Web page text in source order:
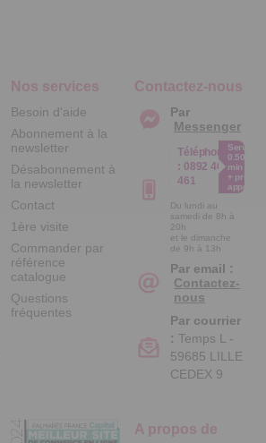
Nos services
Besoin d'aide
Abonnement à la
newsletter
Désabonnement à
la newsletter
Contact
1ère visite
Commander par
référence
catalogue
Questions
fréquentes
A propos de
Contactez-nous
Par
Messenger
Téléphone
: 0892 461
461
Service
0.50€ /
min
+ prix
appel
Du lundi au
samedi de 8h à
20h
et le dimanche
de 9h à 13h
Par email :
Contactez-
nous
Par courrier
: Temps L -
59685 LILLE
CEDEX 9